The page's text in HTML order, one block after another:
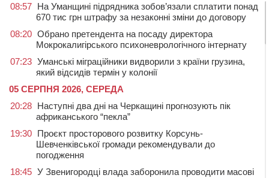
08:57 На Уманщині підрядника зобов’язали сплатити понад
670 тис грн штрафу за незаконні зміни до договору
08:20 Обрано претендента на посаду директора
Мокрокалигірського психоневрологічного інтернату
07:23 Уманські міграційники видворили з країни грузина,
який відсидів термін у колонії
05 СЕРПНЯ 2026, СЕРЕДА
20:28 Наступні два дні на Черкащині прогнозують пік
африканського “пекла”
19:30 Проєкт просторового розвитку Корсунь-
Шевченківської громади рекомендували до
погодження
18:45 У Звенигородці влада заборонила проводити масові